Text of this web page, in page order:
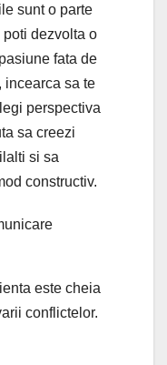
sunt o parte
dezvolta o
fata de
incearca sa te
perspectiva
sa creezi
si sa
constructiv.
este cheia
conflictelor.